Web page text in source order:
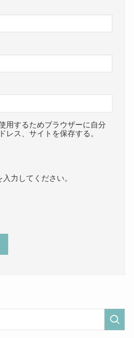
用するためブラウザーに自分
レス、サイトを保存する。
入力してください。